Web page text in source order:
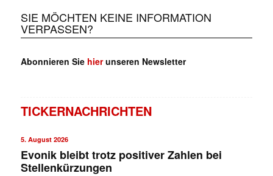
SIE MÖCHTEN KEINE INFORMATION
VERPASSEN?
Abonnieren Sie hierunseren Newsletter
TICKERNACHRICHTEN
5. August 2026
Evonik bleibt trotz positiver Zahlen bei
Stellenkürzungen